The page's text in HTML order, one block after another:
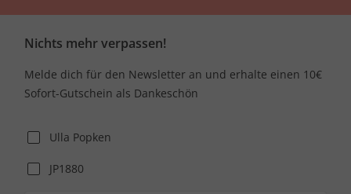
Nichts mehr verpassen!
Melde dich für den Newsletter an und erhalte einen 10€
Sofort-Gutschein als Dankeschön
Ulla Popken
JP1880